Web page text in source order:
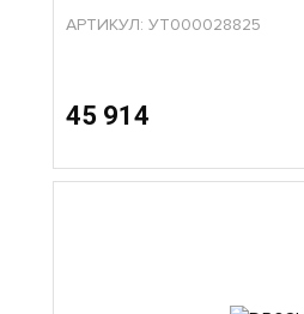
АРТИКУЛ: УТ000028825
45 914